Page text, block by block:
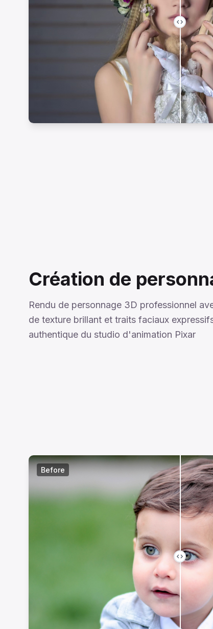
Création de
Rendu de personnage 3D professionnel
de texture brillant et traits faciaux
authentique du studio d'animation Pixar
Before